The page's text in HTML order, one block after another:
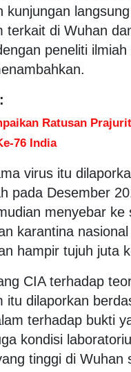
kunjungan
terkait di Wuhan
peneliti
Ratusan
76 India
virus itu
pada Desember
menyebar ke
karantina nasional
hampir tujuh juta
CIA terhadap
itu dilaporkan
terhadap bukti
kondisi
tinggi di Wuhan